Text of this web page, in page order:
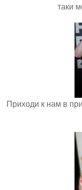
таки
Приходи к нам в